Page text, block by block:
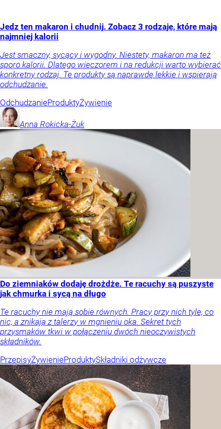
Jedz ten makaron i chudnij. Zobacz 3 rodzaje, które mają
najmniej kalorii
Jest smaczny, sycący i wygodny. Niestety, makaron ma też
sporo kalorii. Dlatego wieczorem i na redukcji warto wybierać
konkretny rodzaj. Te produkty są naprawdę lekkie i wspierają
odchudzanie.
OdchudzanieProduktyŻywienie
Anna Rokicka-Żuk
Do ziemniaków dodaję drożdże. Te racuchy są puszyste
jak chmurka i sycą na długo
Te racuchy nie mają sobie równych. Pracy przy nich tyle, co
nic, a znikają z talerzy w mgnieniu oka. Sekret tych
przysmaków tkwi w połączeniu dwóch nieoczywistych
składników.
PrzepisyŻywienieProduktySkładniki odżywcze